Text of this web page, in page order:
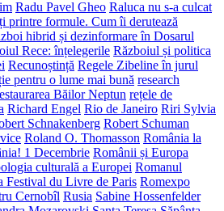
Radu Pavel Gheo Raluca nu s-a culcat
printre formule. Cum îi derutează
hibrid și dezinformare în Dosarul
Rece: înțelegerile Războiul și politica
Recunoștință Regele Zibeline în jurul
pentru o lume mai bună research
Băilor Neptun rețele de
Richard Engel Rio de Janeiro Riri Sylvia
Schnakenberg Robert Schuman
Roland O. Thomasson România la
1 Decembrie Românii și Europa
culturală a Europei Romanul
Festival du Livre de Paris Romexpo
Cernobîl Rusia Sabine Hossenfelder